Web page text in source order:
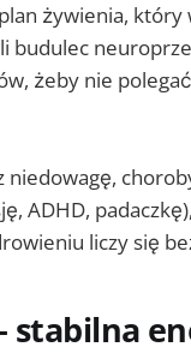
żywienia, który
budulec
żeby nie
ADHD,
liczy się